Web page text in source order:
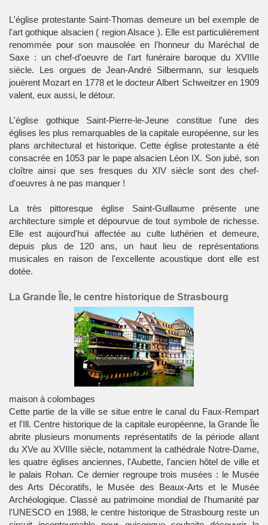
L'église protestante Saint-Thomas demeure un bel exemple de
l'art gothique alsacien ( region Alsace ). Elle est particulièrement
renommée pour son mausolée en l'honneur du Maréchal de
Saxe : un chef-d'oeuvre de l'art funéraire baroque du XVIIIe
siècle. Les orgues de Jean-André Silbermann, sur lesquels
jouèrent Mozart en 1778 et le docteur Albert Schweitzer en 1909
valent, eux aussi, le détour.
L'église gothique Saint-Pierre-le-Jeune constitue l'une des
églises les plus remarquables de la capitale européenne, sur les
plans architectural et historique. Cette église protestante a été
consacrée en 1053 par le pape alsacien Léon IX. Son jubé, son
cloître ainsi que ses fresques du XIV siècle sont des chef-
d'oeuvres à ne pas manquer !
La très pittoresque église Saint-Guillaume présente une
architecture simple et dépourvue de tout symbole de richesse.
Elle est aujourd'hui affectée au culte luthérien et demeure,
depuis plus de 120 ans, un haut lieu de représentations
musicales en raison de l'excellente acoustique dont elle est
dotée.
La Grande Île, le centre historique de Strasbourg
maison à colombages
Cette partie de la ville se situe entre le canal du Faux-Rempart
et l'Ill. Centre historique de la capitale européenne, la Grande Île
abrite plusieurs monuments représentatifs de la période allant
du XVe au XVIIIe siècle, notamment la cathédrale Notre-Dame,
les quatre églises anciennes, l'Aubette, l'ancien hôtel de ville et
le palais Rohan. Ce dernier regroupe trois musées : le Musée
des Arts Décoratifs, le Musée des Beaux-Arts et le Musée
Archéologique. Classé au patrimoine mondial de l'humanité par
l'UNESCO en 1988, le centre historique de Strasbourg reste un